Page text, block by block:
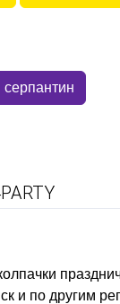
серпантин
и по